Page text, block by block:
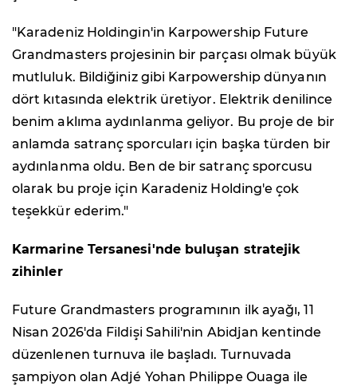
"Karadeniz Holdingin'in Karpowership Future
Grandmasters projesinin bir parçası olmak büyük
mutluluk. Bildiğiniz gibi Karpowership dünyanın
dört kıtasında elektrik üretiyor. Elektrik denilince
benim aklıma aydınlanma geliyor. Bu proje de bir
anlamda satranç sporcuları için başka türden bir
aydınlanma oldu. Ben de bir satranç sporcusu
olarak bu proje için Karadeniz Holding'e çok
teşekkür ederim."
Karmarine Tersanesi'nde buluşan stratejik
zihinler
Future Grandmasters programının ilk ayağı, 11
Nisan 2026'da Fildişi Sahili'nin Abidjan kentinde
düzenlenen turnuva ile başladı. Turnuvada
şampiyon olan Adjé Yohan Philippe Ouaga ile